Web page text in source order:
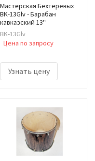
Мастерская Бехтеревых
BK-13Glv - Барабан
кавказский 13"
BK-13Glv
Цена по запросу
Узнать цену